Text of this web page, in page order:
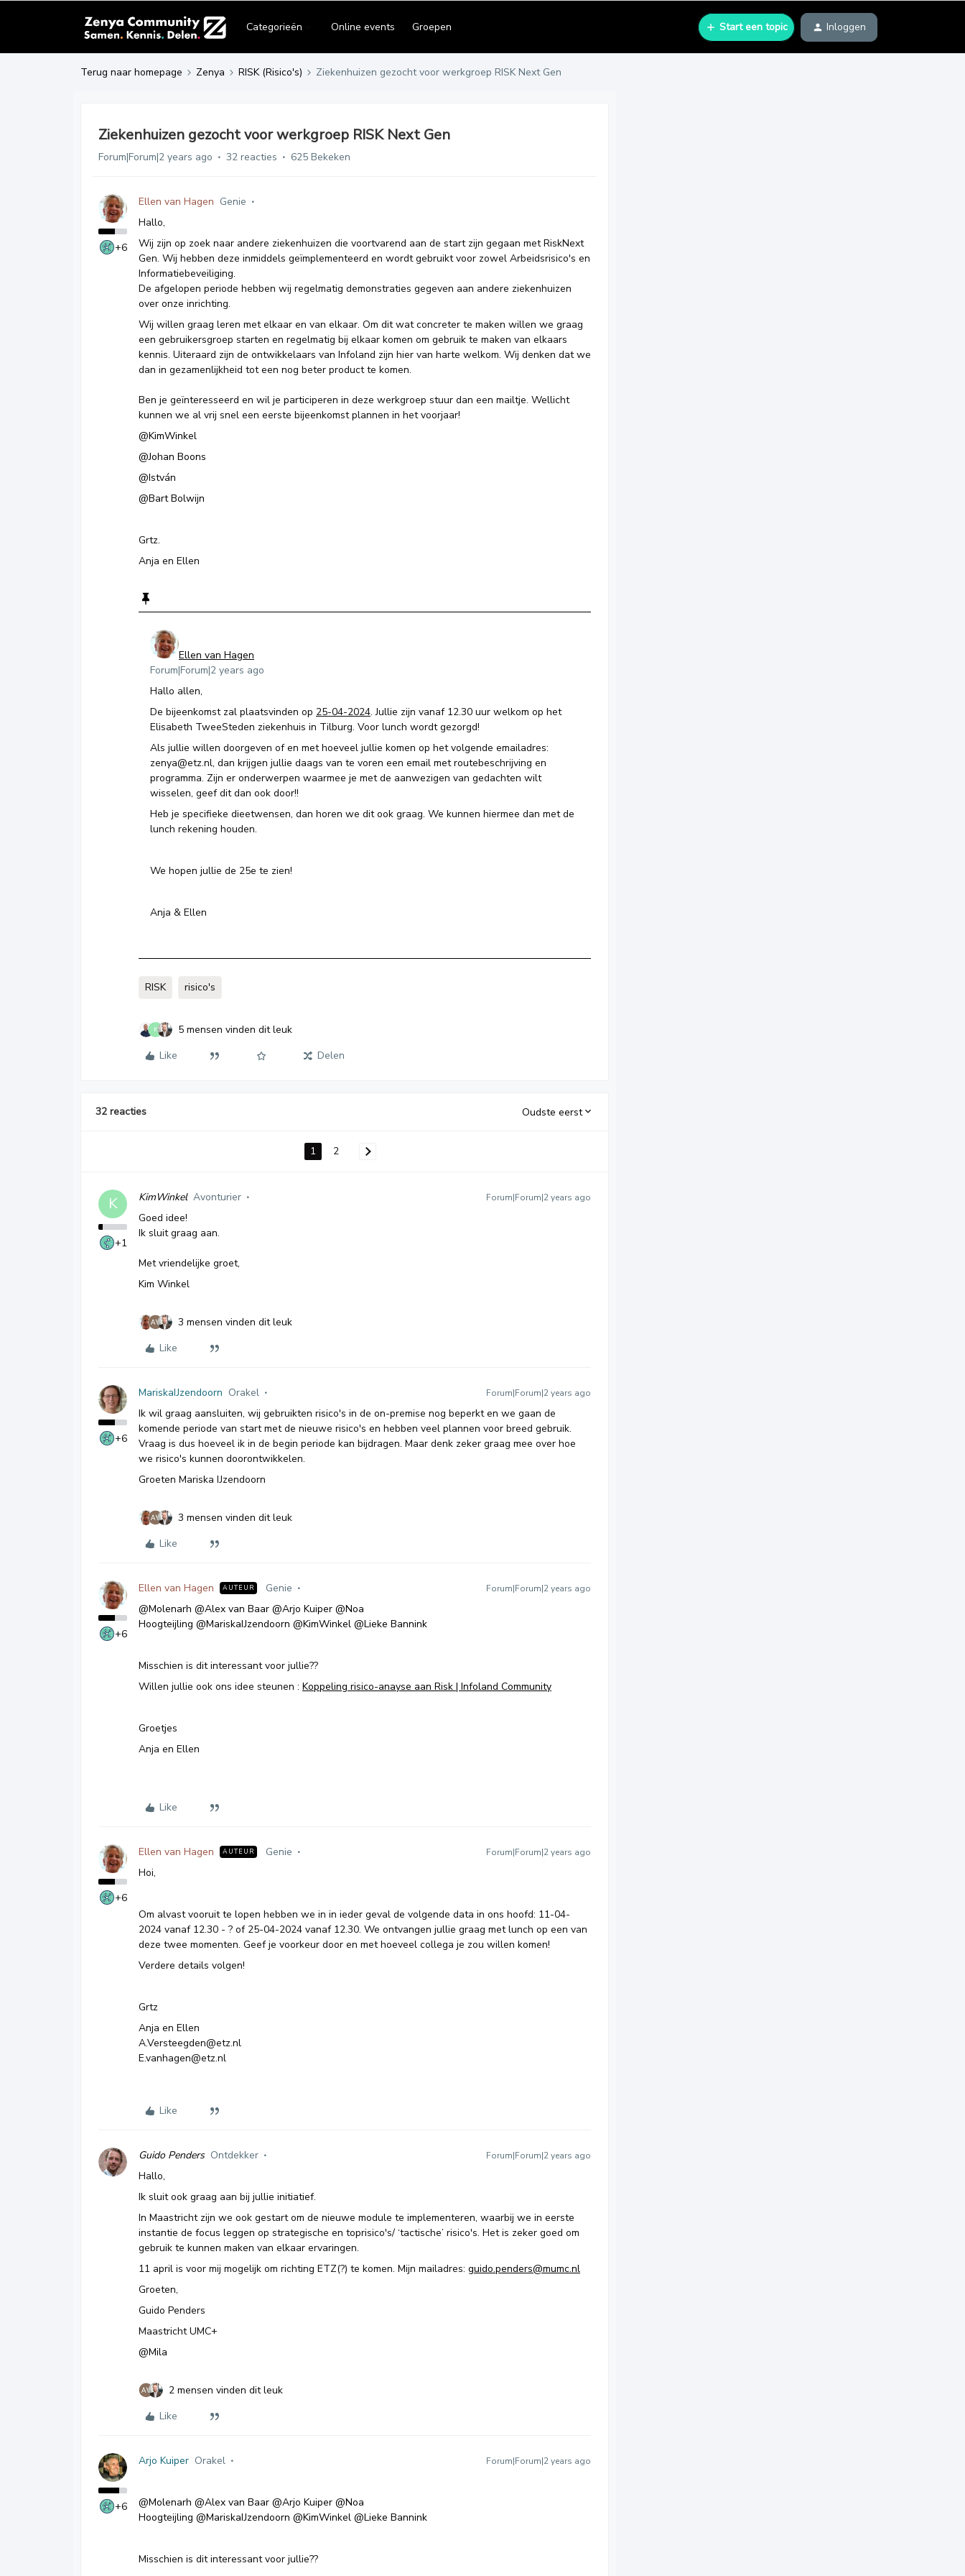
Categorieën Online events Groepen Start een topic Inloggen
Terug naar homepage Zenya RISK (Risico's) Ziekenhuizen gezocht voor werkgroep RISK Next Gen
Ziekenhuizen gezocht voor werkgroep RISK Next Gen
Forum|Forum|2 years ago 32 reacties 625 Bekeken
+6
Ellen van Hagen Genie
Hallo,
Wij zijn op zoek naar andere ziekenhuizen die voortvarend aan de start zijn gegaan met RiskNext
Gen. Wij hebben deze inmiddels geïmplementeerd en wordt gebruikt voor zowel Arbeidsrisico's en
Informatiebeveiliging.
De afgelopen periode hebben wij regelmatig demonstraties gegeven aan andere ziekenhuizen
over onze inrichting.
Wij willen graag leren met elkaar en van elkaar. Om dit wat concreter te maken willen we graag
een gebruikersgroep starten en regelmatig bij elkaar komen om gebruik te maken van elkaars
kennis. Uiteraard zijn de ontwikkelaars van Infoland zijn hier van harte welkom. Wij denken dat we
dan in gezamenlijkheid tot een nog beter product te komen.
Ben je geïnteresseerd en wil je participeren in deze werkgroep stuur dan een mailtje. Wellicht
kunnen we al vrij snel een eerste bijeenkomst plannen in het voorjaar!
@KimWinkel
@Johan Boons
@István
@Bart Bolwijn
Grtz.
Anja en Ellen
Ellen van Hagen
Forum|Forum|2 years ago
Hallo allen,
De bijeenkomst zal plaatsvinden op 25-04-2024. Jullie zijn vanaf 12.30 uur welkom op het
Elisabeth TweeSteden ziekenhuis in Tilburg. Voor lunch wordt gezorgd!
Als jullie willen doorgeven of en met hoeveel jullie komen op het volgende emailadres:
zenya@etz.nl, dan krijgen jullie daags van te voren een email met routebeschrijving en
programma. Zijn er onderwerpen waarmee je met de aanwezigen van gedachten wilt
wisselen, geef dit dan ook door!!
Heb je specifieke dieetwensen, dan horen we dit ook graag. We kunnen hiermee dan met de
lunch rekening houden.
We hopen jullie de 25e te zien!
Anja & Ellen
RISK risico's
K
5 mensen vinden dit leuk
Like
Delen
32 reacties Oudste eerst
1 2
K
+1
KimWinkel Avonturier Forum|Forum|2 years ago
Goed idee!
Ik sluit graag aan.
Met vriendelijke groet,
Kim Winkel
3 mensen vinden dit leuk
Like
+6
MariskaIJzendoorn Orakel Forum|Forum|2 years ago
Ik wil graag aansluiten, wij gebruikten risico's in de on-premise nog beperkt en we gaan de
komende periode van start met de nieuwe risico's en hebben veel plannen voor breed gebruik.
Vraag is dus hoeveel ik in de begin periode kan bijdragen. Maar denk zeker graag mee over hoe
we risico's kunnen doorontwikkelen.
Groeten Mariska IJzendoorn
3 mensen vinden dit leuk
Like
+6
Ellen van Hagen AUTEUR Genie Forum|Forum|2 years ago
@Molenarh @Alex van Baar @Arjo Kuiper @Noa
Hoogteijling @MariskaIJzendoorn @KimWinkel @Lieke Bannink
Misschien is dit interessant voor jullie??
Willen jullie ook ons idee steunen : Koppeling risico-anayse aan Risk | Infoland Community
Groetjes
Anja en Ellen
Like
+6
Ellen van Hagen AUTEUR Genie Forum|Forum|2 years ago
Hoi,
Om alvast vooruit te lopen hebben we in in ieder geval de volgende data in ons hoofd: 11-04-
2024 vanaf 12.30 - ? of 25-04-2024 vanaf 12.30. We ontvangen jullie graag met lunch op een van
deze twee momenten. Geef je voorkeur door en met hoeveel collega je zou willen komen!
Verdere details volgen!
Grtz
Anja en Ellen
A.Versteegden@etz.nl
E.vanhagen@etz.nl​​​​​​​
Like
Guido Penders Ontdekker Forum|Forum|2 years ago
Hallo,
Ik sluit ook graag aan bij jullie initiatief.
In Maastricht zijn we ook gestart om de nieuwe module te implementeren, waarbij we in eerste
instantie de focus leggen op strategische en toprisico's/ ‘tactische’ risico's. Het is zeker goed om
gebruik te kunnen maken van elkaar ervaringen.
11 april is voor mij mogelijk om richting ETZ(?) te komen. Mijn mailadres: guido.penders@mumc.nl
Groeten,
Guido Penders
Maastricht UMC+
@Mila
2 mensen vinden dit leuk
Like
+6
Arjo Kuiper Orakel Forum|Forum|2 years ago
@Molenarh @Alex van Baar @Arjo Kuiper @Noa
Hoogteijling @MariskaIJzendoorn @KimWinkel @Lieke Bannink
Misschien is dit interessant voor jullie??